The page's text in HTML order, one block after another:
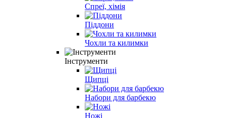
Спреї, хімія
Піддони
Чохли та килимки
Інструменти
Щипці
Набори для барбекю
Ножі